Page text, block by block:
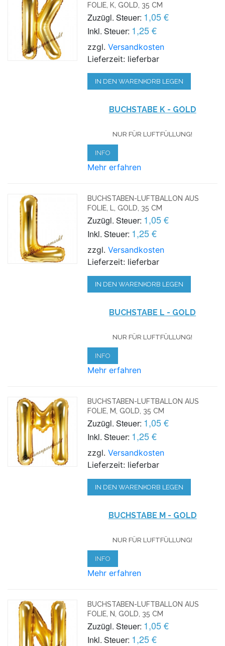
FOLIE, K, GOLD, 35 CM
Zuzügl. Steuer: 1,05 €
Inkl. Steuer: 1,25 €
zzgl.Versandkosten
Lieferzeit: lieferbar
IN DEN WARENKORB LEGEN
BUCHSTABE K - GOLD
NUR FÜR LUFTFÜLLUNG!
INFO
Mehr erfahren
BUCHSTABEN-LUFTBALLON AUS
FOLIE, L, GOLD, 35 CM
Zuzügl. Steuer: 1,05 €
Inkl. Steuer: 1,25 €
zzgl.Versandkosten
Lieferzeit: lieferbar
IN DEN WARENKORB LEGEN
BUCHSTABE L - GOLD
NUR FÜR LUFTFÜLLUNG!
INFO
Mehr erfahren
BUCHSTABEN-LUFTBALLON AUS
FOLIE, M, GOLD, 35 CM
Zuzügl. Steuer: 1,05 €
Inkl. Steuer: 1,25 €
zzgl.Versandkosten
Lieferzeit: lieferbar
IN DEN WARENKORB LEGEN
BUCHSTABE M - GOLD
NUR FÜR LUFTFÜLLUNG!
INFO
Mehr erfahren
BUCHSTABEN-LUFTBALLON AUS
FOLIE, N, GOLD, 35 CM
Zuzügl. Steuer: 1,05 €
Inkl. Steuer: 1,25 €